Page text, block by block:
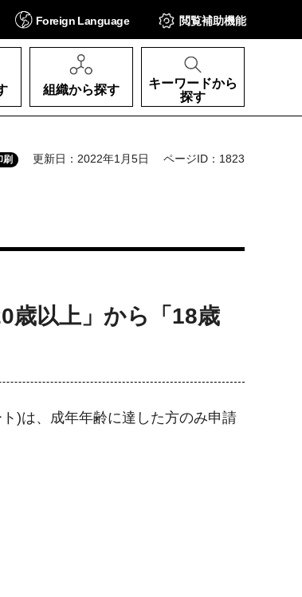
Foreign Language 閲覧補助機能
組織から探す
キーワードから
探す
刷 更新日：2022年1月5日 ページID：1823
歳以上」から「18歳
)は、成年年齢に達した方のみ申請